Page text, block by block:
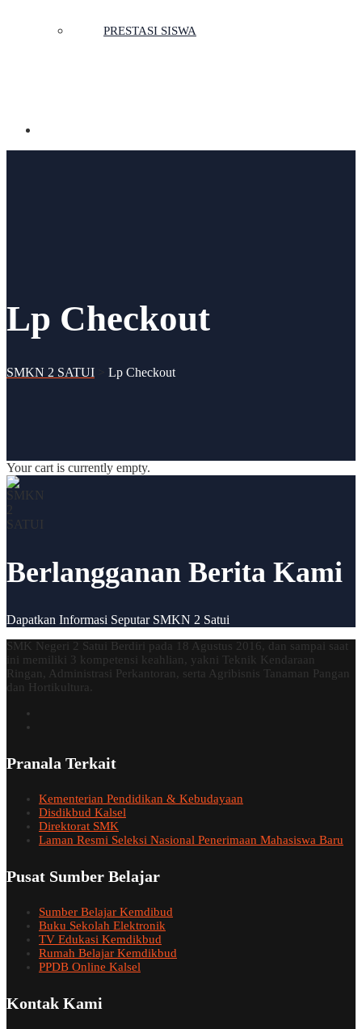
PRESTASI SISWA
Lp Checkout
SMKN 2 SATUI > Lp Checkout
Your cart is currently empty.
Berlangganan Berita Kami
Dapatkan Informasi Seputar SMKN 2 Satui
SMK Negeri 2 Satui Berdiri pada 18 Agustus 2016, dan sampai saat
ini memiliki 3 kompetensi keahlian, yakni Teknik Kendaraan
Ringan, Administrasi Perkantoran, serta Agribisnis Tanaman Pangan
dan Hortikultura.
Pranala Terkait
Kementerian Pendidikan & Kebudayaan
Disdikbud Kalsel
Direktorat SMK
Laman Resmi Seleksi Nasional Penerimaan Mahasiswa Baru
Pusat Sumber Belajar
Sumber Belajar Kemdibud
Buku Sekolah Elektronik
TV Edukasi Kemdikbud
Rumah Belajar Kemdikbud
PPDB Online Kalsel
Kontak Kami